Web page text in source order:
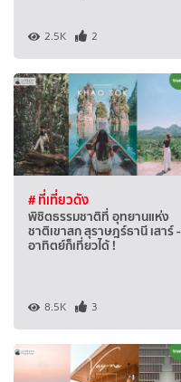
2.5K 2
# ที่เที่ยวดัง
พิชิตธรรมชาติที่ อุทยานแห่ง
ชาติเขาสก สุราษฎร์ธานี เสาร์ -
อาทิตย์ก็เที่ยวได้ !
8.5K 3